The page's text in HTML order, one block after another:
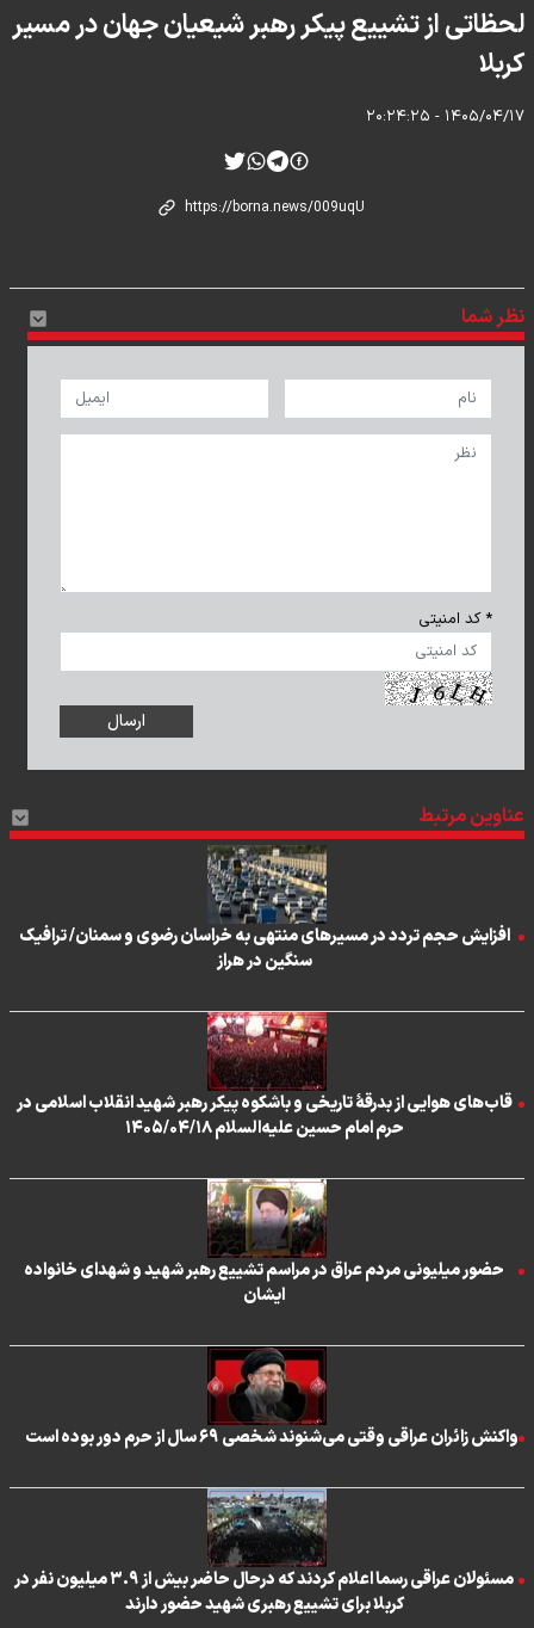
لحظاتی از تشییع پیکر رهبر شیعیان جهان در مسیر
کربلا
۱۴۰۵/۰۴/۱۷ - ۲۰:۲۴:۲۵
نظر شما
* کد امنیتی
عناوین مرتبط
افزایش حجم تردد در مسیرهای منتهی به خراسان رضوی و سمنان/ ترافیک
سنگین در هراز
قاب‌های هوایی از بدرقۀ تاریخی و باشکوه پیکر رهبر شهید انقلاب اسلامی در
حرم امام حسین علیه‌السلام ۱۴۰۵/۰۴/۱۸
حضور میلیونی مردم عراق در مراسم تشییع رهبر شهید و شهدای خانواده
ایشان
واکنش زائران عراقی‌ وقتی می‌شنوند شخصی ۶۹ سال از حرم دور بوده است
مسئولان عراقی رسما اعلام کردند که درحال حاضر بیش از ۳.۹ میلیون نفر در
کربلا برای تشییع رهبری شهید حضور دارند